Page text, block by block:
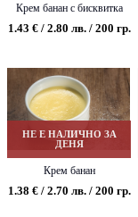
Крем банан с бисквитка
1.43 € / 2.80 лв. / 200 гр.
НЕ Е НАЛИЧНО ЗА
ДЕНЯ
Крем банан
1.38 € / 2.70 лв. / 200 гр.